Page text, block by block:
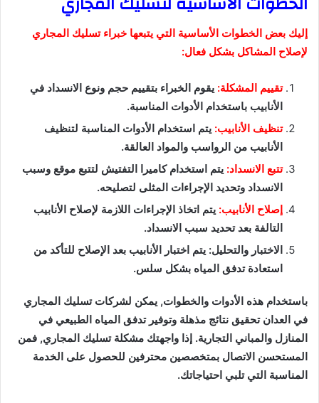
إليك بعض الخطوات الأساسية التي يتبعها خبراء تسليك المجاري
لإصلاح المشاكل بشكل فعال:
تقييم المشكلة: يقوم الخبراء بتقييم حجم ونوع الانسداد في
الأنابيب باستخدام الأدوات المناسبة.
تنظيف الأنابيب: يتم استخدام الأدوات المناسبة لتنظيف
الأنابيب من الرواسب والمواد العالقة.
تتبع الانسداد: يتم استخدام كاميرا التفتيش لتتبع موقع وسبب
الانسداد وتحديد الإجراءات المثلى لتصليحه.
إصلاح الأنابيب: يتم اتخاذ الإجراءات اللازمة لإصلاح الأنابيب
التالفة بعد تحديد سبب الانسداد.
الاختبار والتحليل: يتم اختبار الأنابيب بعد الإصلاح للتأكد من
استعادة تدفق المياه بشكل سلس.
باستخدام هذه الأدوات والخطوات, يمكن لشركات تسليك المجاري
في العدان تحقيق نتائج مذهلة وتوفير تدفق المياه الطبيعي في
المنازل والمباني التجارية. إذا واجهتك مشكلة تسليك المجاري, فمن
المستحسن الاتصال بمتخصصين محترفين للحصول على الخدمة
المناسبة التي تلبي احتياجاتك.